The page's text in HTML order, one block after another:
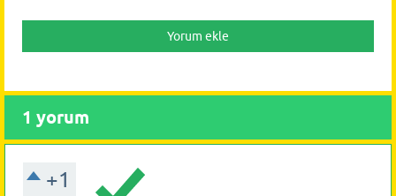
1 yorum
+1